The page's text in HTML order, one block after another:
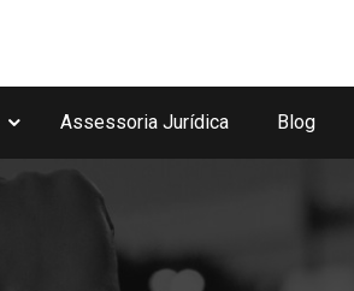
Assessoria Jurídica Blog